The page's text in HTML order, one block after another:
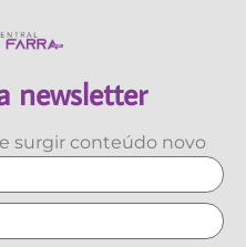
newsletter
surgir conteúdo novo